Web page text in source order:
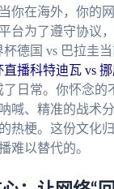
你在海外，你的
台为了遵守协议
德国 vs 巴拉圭
播科特迪瓦 vs
了日常。你怀念的
喊、精准的战术
热梗。这份文化
难以替代的。